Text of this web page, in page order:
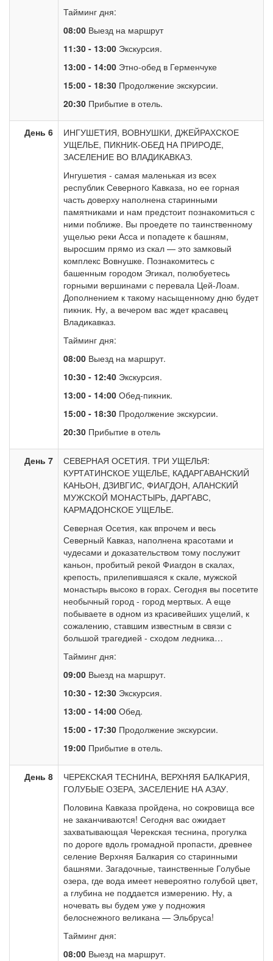
Тайминг дня:
08:00 Выезд на маршрут
11:30 - 13:00 Экскурсия.
13:00 - 14:00 Этно-обед в Герменчуке
15:00 - 18:30 Продолжение экскурсии.
20:30 Прибытие в отель.
День 6
ИНГУШЕТИЯ, ВОВНУШКИ, ДЖЕЙРАХСКОЕ
УЩЕЛЬЕ, ПИКНИК-ОБЕД НА ПРИРОДЕ,
ЗАСЕЛЕНИЕ ВО ВЛАДИКАВКАЗ.
Ингушетия - самая маленькая из всех
республик Северного Кавказа, но ее горная
часть доверху наполнена старинными
памятниками и нам предстоит познакомиться с
ними поближе. Вы проедете по таинственному
ущелью реки Асса и попадете к башням,
выросшим прямо из скал — это замковый
комплекс Вовнушке. Познакомитесь с
башенным городом Эгикал, полюбуетесь
горными вершинами с перевала Цей-Лоам.
Дополнением к такому насыщенному дню будет
пикник. Ну, а вечером вас ждет красавец
Владикавказ.
Тайминг дня:
08:00 Выезд на маршрут.
10:30 - 12:40 Экскурсия.
13:00 - 14:00 Обед-пикник.
15:00 - 18:30 Продолжение экскурсии.
20:30 Прибытие в отель
День 7
СЕВЕРНАЯ ОСЕТИЯ. ТРИ УЩЕЛЬЯ:
КУРТАТИНСКОЕ УЩЕЛЬЕ, КАДАРГАВАНСКИЙ
КАНЬОН, ДЗИВГИС, ФИАГДОН, АЛАНСКИЙ
МУЖСКОЙ МОНАСТЫРЬ, ДАРГАВС,
КАРМАДОНСКОЕ УЩЕЛЬЕ.
Северная Осетия, как впрочем и весь
Северный Кавказ, наполнена красотами и
чудесами и доказательством тому послужит
каньон, пробитый рекой Фиагдон в скалах,
крепость, прилепившаяся к скале, мужской
монастырь высоко в горах. Сегодня вы посетите
необычный город - город мертвых. А еще
побываете в одном из красивейших ущелий, к
сожалению, ставшим известным в связи с
большой трагедией - сходом ледника…
Тайминг дня:
09:00 Выезд на маршрут.
10:30 - 12:30 Экскурсия.
13:00 - 14:00 Обед.
15:00 - 17:30 Продолжение экскурсии.
19:00 Прибытие в отель.
День 8
ЧЕРЕКСКАЯ ТЕСНИНА, ВЕРХНЯЯ БАЛКАРИЯ,
ГОЛУБЫЕ ОЗЕРА, ЗАСЕЛЕНИЕ НА АЗАУ.
Половина Кавказа пройдена, но сокровища все
не заканчиваются! Сегодня вас ожидает
захватывающая Черекская теснина, прогулка
по дороге вдоль громадной пропасти, древнее
селение Верхняя Балкария со старинными
башнями. Загадочные, таинственные Голубые
озера, где вода имеет невероятно голубой цвет,
а глубина не поддается измерению. Ну, а
ночевать вы будем уже у подножия
белоснежного великана — Эльбруса!
Тайминг дня:
08:00 Выезд на маршрут.